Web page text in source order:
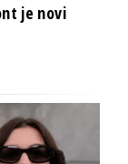
je novi